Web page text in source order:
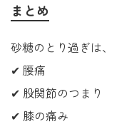
まとめ
砂糖のとり過ぎは、
✔ 腰痛
✔ 股関節のつまり
✔ 膝の痛み